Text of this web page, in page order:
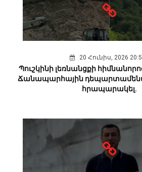
20 Հունիս, 2026
Պուշկինի լեռնանցքի
Ճանապարհային
հրապարակել.